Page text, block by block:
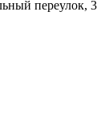
переулок,